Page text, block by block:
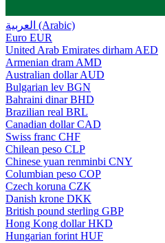
العربية (Arabic)
Euro EUR
United Arab Emirates dirham AED
Armenian dram AMD
Australian dollar AUD
Bulgarian lev BGN
Bahraini dinar BHD
Brazilian real BRL
Canadian dollar CAD
Swiss franc CHF
Chilean peso CLP
Chinese yuan renminbi CNY
Columbian peso COP
Czech koruna CZK
Danish krone DKK
British pound sterling GBP
Hong Kong dollar HKD
Hungarian forint HUF